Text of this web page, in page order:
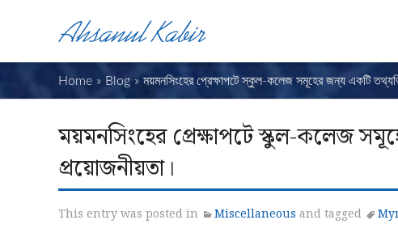
Home » Blog » ময়মনসিংহের প্রেক্ষাপটে স্কুল-কলেজ সমূহের জন্য একটি
ময়মনসিংহের প্রেক্ষাপটে স্কুল-কলেজ
প্রয়োজনীয়তা।
This entry was posted in Miscellaneous and tagged